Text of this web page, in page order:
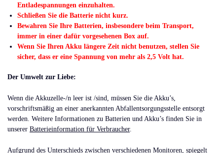
Entladespannungen einzuhalten.
Schließen Sie die Batterie nicht kurz.
Bewahren Sie Ihre Batterien, insbesondere beim Transport,
immer in einer dafür vorgesehenen Box auf.
Wenn Sie Ihren Akku längere Zeit nicht benutzen, stellen Sie
sicher, dass er eine Spannung von mehr als 2,5 Volt hat.
Der Umwelt zur Liebe:
Wenn die Akkuzelle-/n leer ist /sind, müssen Sie die Akku’s,
vorschriftsmäßig an einer anerkannten Abfallentsorgungsstelle entsorgt
werden. Weitere Informationen zu Batterien und Akku’s finden Sie in
unserer Batterieinformation für Verbraucher.
Aufgrund des Unterschieds zwischen verschiedenen Monitoren, spiegelt